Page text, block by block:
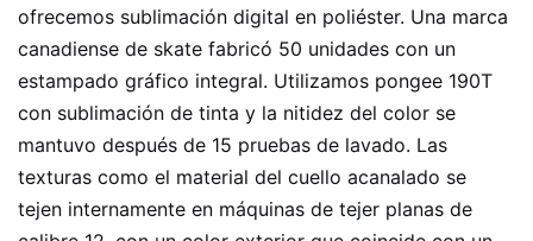
ofrecemos sublimación digital en poliéster. Una marca
canadiense de skate fabricó 50 unidades con un
estampado gráfico integral. Utilizamos pongee 190T
con sublimación de tinta y la nitidez del color se
mantuvo después de 15 pruebas de lavado. Las
texturas como el material del cuello acanalado se
tejen internamente en máquinas de tejer planas de